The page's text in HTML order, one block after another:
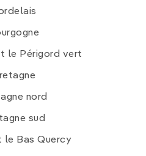
le Périgord vert
nord
sud
le Bas Quercy